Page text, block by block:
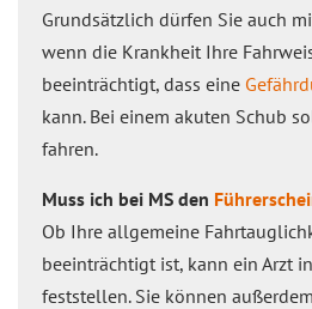
Grundsätzlich dürfen Sie auch
wenn die Krankheit Ihre
beeinträchtigt, dass eine
kann. Bei einem akuten Schub
fahren.
Muss ich bei MS den
Ob Ihre allgemeine
beeinträchtigt ist, kann ein Arzt
feststellen. Sie können